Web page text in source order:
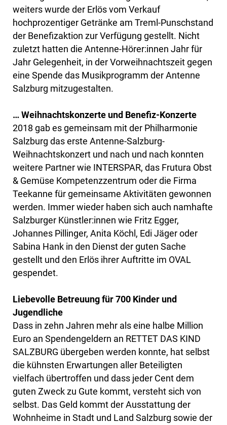
weiters wurde der Erlös vom Verkauf
hochprozentiger Getränke am Treml-Punschstand
der Benefizaktion zur Verfügung gestellt. Nicht
zuletzt hatten die Antenne-Hörer:innen Jahr für
Jahr Gelegenheit, in der Vorweihnachtszeit gegen
eine Spende das Musikprogramm der Antenne
Salzburg mitzugestalten.
… Weihnachtskonzerte und Benefiz-Konzerte
2018 gab es gemeinsam mit der Philharmonie
Salzburg das erste Antenne-Salzburg-
Weihnachtskonzert und nach und nach konnten
weitere Partner wie INTERSPAR, das Frutura Obst
& Gemüse Kompetenzzentrum oder die Firma
Teekanne für gemeinsame Aktivitäten gewonnen
werden. Immer wieder haben sich auch namhafte
Salzburger Künstler:innen wie Fritz Egger,
Johannes Pillinger, Anita Köchl, Edi Jäger oder
Sabina Hank in den Dienst der guten Sache
gestellt und den Erlös ihrer Auftritte im OVAL
gespendet.
Liebevolle Betreuung für 700 Kinder und
Jugendliche
Dass in zehn Jahren mehr als eine halbe Million
Euro an Spendengeldern an RETTET DAS KIND
SALZBURG übergeben werden konnte, hat selbst
die kühnsten Erwartungen aller Beteiligten
vielfach übertroffen und dass jeder Cent dem
guten Zweck zu Gute kommt, versteht sich von
selbst. Das Geld kommt der Ausstattung der
Wohnheime in Stadt und Land Salzburg sowie der